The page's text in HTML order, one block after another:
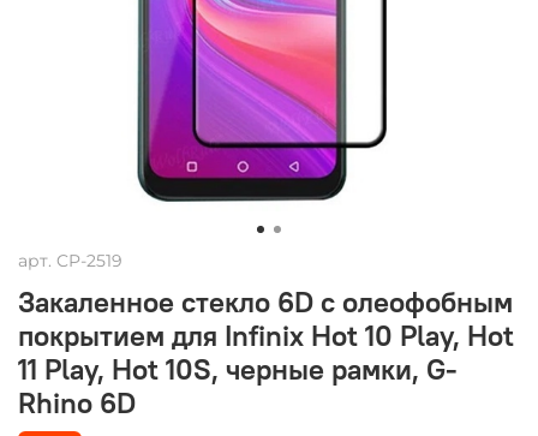
арт. CP-2519
Закаленное стекло 6D с олеофобным
покрытием для Infinix Hot 10 Play, Hot
11 Play, Hot 10S, черные рамки, G-
Rhino 6D